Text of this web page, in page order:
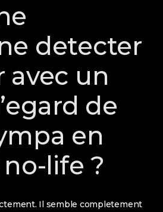
detecter
avec un
de
en
life ?
Il semble completement